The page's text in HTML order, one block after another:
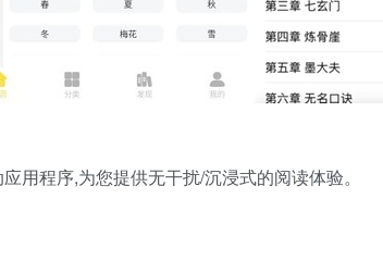
用程序,为您提供无干扰/沉浸式的阅读体验。